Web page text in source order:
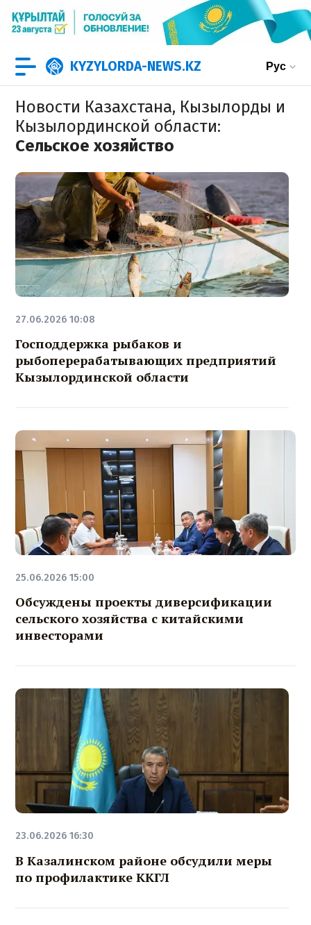
KYZYLORDA-NEWS.KZ Рус
Новости Казахстана, Кызылорды и
Кызылординской области:
Сельское хозяйство
27.06.2026 10:08
Господдержка рыбаков и
рыбоперерабатывающих предприятий
Кызылординской области
25.06.2026 15:00
Обсуждены проекты диверсификации
сельского хозяйства с китайскими
инвесторами
23.06.2026 16:30
В Казалинском районе обсудили меры
по профилактике ККГЛ